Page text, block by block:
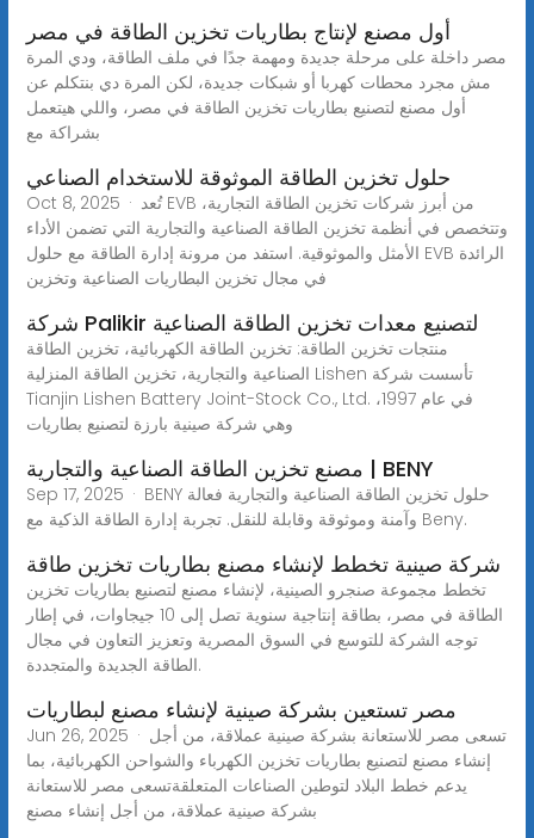
أول مصنع لإنتاج بطاريات تخزين الطاقة في مصر
مصر داخلة على مرحلة جديدة ومهمة جدًا في ملف الطاقة، ودي المرة
مش مجرد محطات كهربا أو شبكات جديدة، لكن المرة دي بنتكلم عن
أول مصنع لتصنيع بطاريات تخزين الطاقة في مصر، واللي هيتعمل
بشراكة مع
حلول تخزين الطاقة الموثوقة للاستخدام الصناعي
Oct 8, 2025 · تُعد EVB من أبرز شركات تخزين الطاقة التجارية،
وتتخصص في أنظمة تخزين الطاقة الصناعية والتجارية التي تضمن الأداء
الأمثل والموثوقية. استفد من مرونة إدارة الطاقة مع حلول EVB الرائدة
في مجال تخزين البطاريات الصناعية وتخزين
شركة Palikir لتصنيع معدات تخزين الطاقة الصناعية
منتجات تخزين الطاقة: تخزين الطاقة الكهربائية، تخزين الطاقة
الصناعية والتجارية، تخزين الطاقة المنزلية Lishen تأسست شركة
Tianjin Lishen Battery Joint-Stock Co., Ltd. في عام 1997،
وهي شركة صينية بارزة لتصنيع بطاريات
مصنع تخزين الطاقة الصناعية والتجارية | BENY
Sep 17, 2025 · BENY حلول تخزين الطاقة الصناعية والتجارية فعالة
وآمنة وموثوقة وقابلة للنقل. تجربة إدارة الطاقة الذكية مع Beny.
شركة صينية تخطط لإنشاء مصنع بطاريات تخزين طاقة
تخطط مجموعة صنجرو الصينية، لإنشاء مصنع لتصنيع بطاريات تخزين
الطاقة في مصر، بطاقة إنتاجية سنوية تصل إلى 10 جيجاوات، في إطار
توجه الشركة للتوسع في السوق المصرية وتعزيز التعاون في مجال
الطاقة الجديدة والمتجددة.
مصر تستعين بشركة صينية لإنشاء مصنع لبطاريات
Jun 26, 2025 · تسعى مصر للاستعانة بشركة صينية عملاقة، من أجل
إنشاء مصنع لتصنيع بطاريات تخزين الكهرباء والشواحن الكهربائية، بما
يدعم خطط البلاد لتوطين الصناعات المتعلقةتسعى مصر للاستعانة
بشركة صينية عملاقة، من أجل إنشاء مصنع